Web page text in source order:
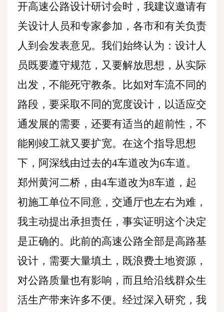
开高速公路设计研讨会时，我建议邀请有
关设计人员和专家参加，各市和有关负责
人到会发表意见。我们始终认为：设计人
员既要遵守规范，又要解放思想，从实际
出发，不能死守教条。比如对车流不同的
路段，要采取不同的宽度设计，以适应交
通发展的需要，还要有适当的超前性，不
能刚竣工就又要扩宽。在这个指导思想
下，阿深线由过去的4车道改为6车道。
郑州黄河二桥，由4车道改为8车道，起
初施工单位不同意，交通厅也左右为难，
我主动提出承担责任，事实证明这个决定
是正确的。此前的高速公路全部是高路基
设计，需要大量填土，既浪费土地资源，
对公路质量也有影响，而且给沿线群众生
活生产带来许多不便。经过深入研究，我